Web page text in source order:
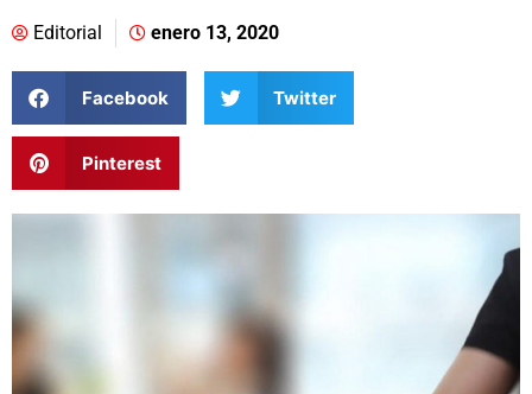
Editorial enero 13, 2020
Facebook Twitter
Pinterest